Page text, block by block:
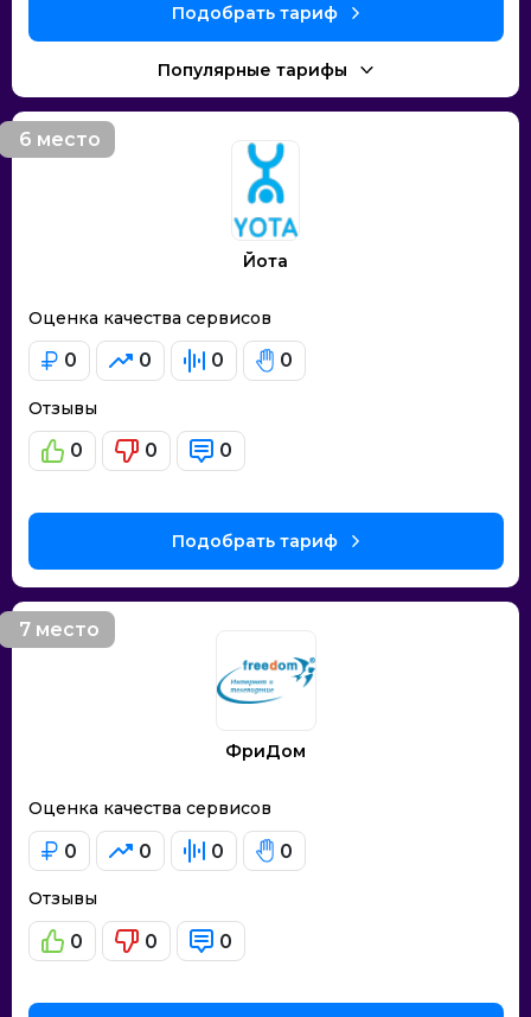
Подобрать тариф
Популярные тарифы
6 место
Йота
Оценка качества сервисов
0 0 0 0
Отзывы
0 0 0
Подобрать тариф
7 место
ФриДом
Оценка качества сервисов
0 0 0 0
Отзывы
0 0 0